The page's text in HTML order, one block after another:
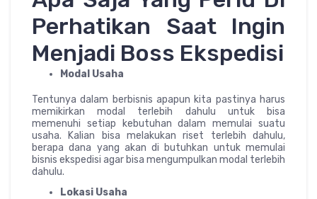
Perhatikan Saat Ingin
Menjadi Boss Ekspedisi
Modal Usaha
Tentunya dalam berbisnis apapun kita pastinya harus
memikirkan modal terlebih dahulu untuk bisa
memenuhi setiap kebutuhan dalam memulai suatu
usaha. Kalian bisa melakukan riset terlebih dahulu,
berapa dana yang akan di butuhkan untuk memulai
bisnis ekspedisi agar bisa mengumpulkan modal terlebih
dahulu.
Lokasi Usaha